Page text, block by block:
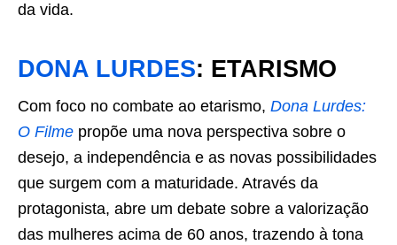
da vida.
DONA LURDES: ETARISMO
Com foco no combate ao etarismo, Dona Lurdes:
O Filme propõe uma nova perspectiva sobre o
desejo, a independência e as novas possibilidades
que surgem com a maturidade. Através da
protagonista, abre um debate sobre a valorização
das mulheres acima de 60 anos, trazendo à tona